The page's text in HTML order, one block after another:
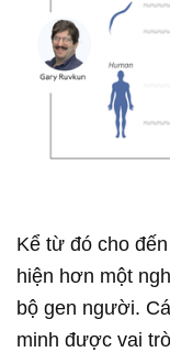
Kể từ đó cho
hiện hơn một
bộ gen người.
minh được vai